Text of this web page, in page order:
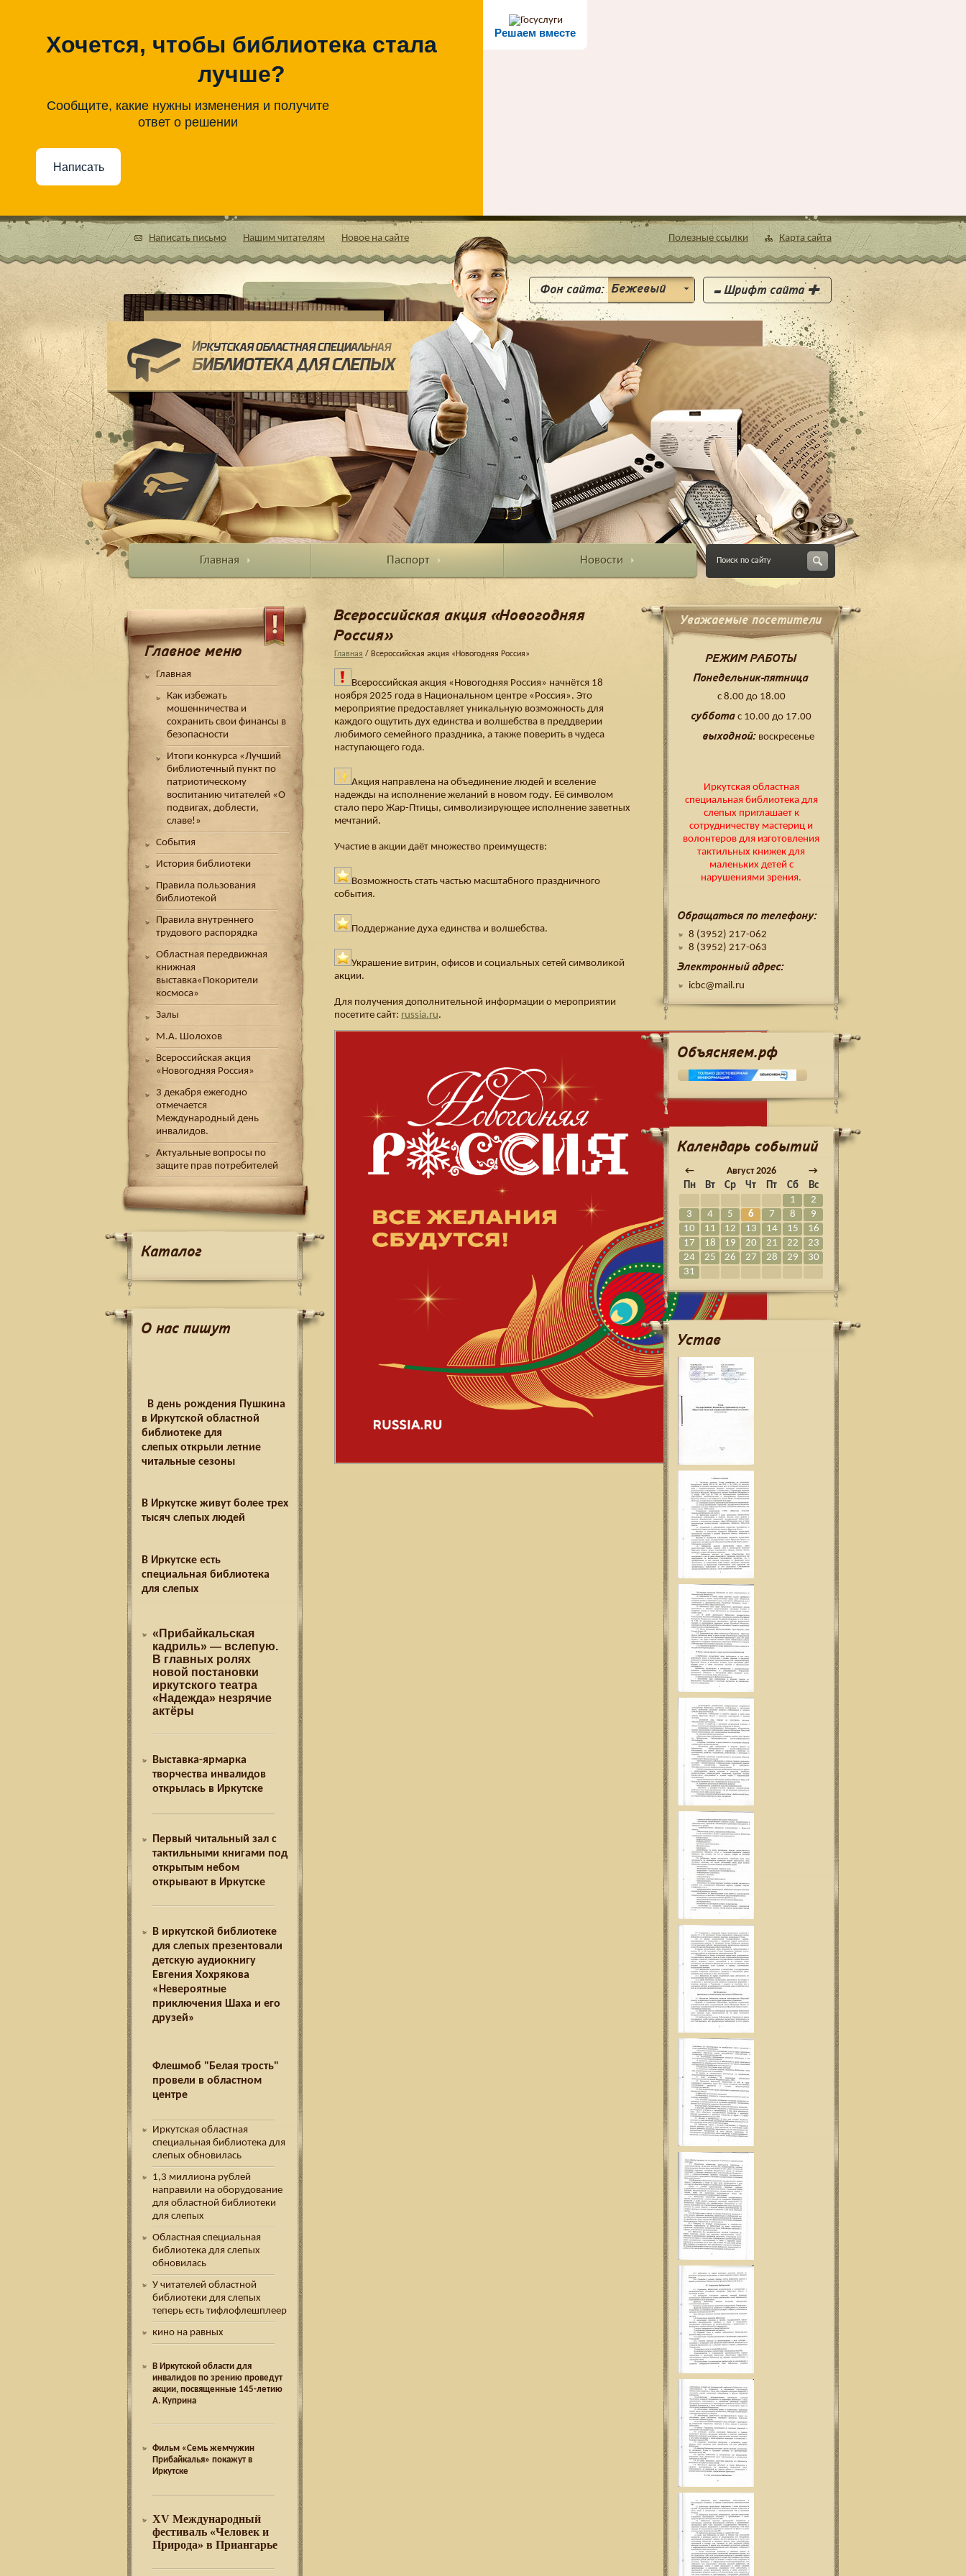
Решаем вместе
Хочется, чтобы библиотека стала
лучше?
Сообщите, какие нужны изменения и получите
ответ о решении
Написать
Написать письмо Нашим читателям Новое на сайте Полезные ссылки Карта сайта
Фон сайта: -Шрифт сайта+
Главная Паспорт Новости
Главное меню
Главная
Как избежать
мошенничества и
сохранить свои финансы в
безопасности
Итоги конкурса «Лучший
библиотечный пункт по
патриотическому
воспитанию читателей «О
подвигах, доблести,
славе!»
События
История библиотеки
Правила пользования
библиотекой
Правила внутреннего
трудового распорядка
Областная передвижная
книжная
выставка«Покорители
космоса»
Залы
М.А. Шолохов
Всероссийская акция
«Новогодняя Россия»
3 декабря ежегодно
отмечается
Международный день
инвалидов.
Актуальные вопросы по
защите прав потребителей
Каталог
О нас пишут
В день рождения Пушкина
в Иркутской областной
библиотеке для
слепых открыли летние
читальные сезоны
В Иркутске живут более трех
тысяч слепых людей
В Иркутске есть
специальная библиотека
для слепых
«Прибайкальская
кадриль» — вслепую.
В главных ролях
новой постановки
иркутского театра
«Надежда» незрячие
актёры
Выставка-ярмарка
творчества инвалидов
открылась в Иркутске
Первый читальный зал с
тактильными книгами под
открытым небом
открывают в Иркутске
В иркутской библиотеке
для слепых презентовали
детскую аудиокнигу
Евгения Хохрякова
«Невероятные
приключения Шаха и его
друзей»
Флешмоб "Белая трость"
провели в областном
центре
Иркутская областная
специальная библиотека для
слепых обновилась
1,3 миллиона рублей
направили на оборудование
для областной библиотеки
для слепых
Областная специальная
библиотека для слепых
обновилась
У читателей областной
библиотеки для слепых
теперь есть тифлофлешплеер
кино на равных
В Иркутской области для
инвалидов по зрению проведут
акции, посвященные 145-летию
А. Куприна
Фильм «Семь жемчужин
Прибайкалья» покажут в
Иркутске
XV Международный
фестиваль «Человек и
Природа» в Приангарье
Всероссийская акция «Новогодняя
Россия»
Главная / Всероссийская акция «Новогодняя Россия»
Всероссийская акция «Новогодняя Россия» начнётся 18
ноября 2025 года в Национальном центре «Россия». Это
мероприятие предоставляет уникальную возможность для
каждого ощутить дух единства и волшебства в преддверии
любимого семейного праздника, а также поверить в чудеса
наступающего года.
Акция направлена на объединение людей и вселение
надежды на исполнение желаний в новом году. Её символом
стало перо Жар-Птицы, символизирующее исполнение заветных
мечтаний.
Участие в акции даёт множество преимуществ:
Возможность стать частью масштабного праздничного
события.
Поддержание духа единства и волшебства.
Украшение витрин, офисов и социальных сетей символикой
акции.
Для получения дополнительной информации о мероприятии
посетите сайт: russia.ru.
Уважаемые посетители
РЕЖИМ РАБОТЫ
Понедельник-пятница
с 8.00 до 18.00
субботас 10.00 до 17.00
выходной:воскресенье
Иркутская областная
специальная библиотека для
слепых приглашает к
сотрудничеству мастериц и
волонтеров для изготовления
тактильных книжек для
маленьких детей с
нарушениями зрения.
Обращаться по телефону:
8 (3952) 217-062
8 (3952) 217-063
Электронный адрес:
icbc@mail.ru
Объясняем.рф
Календарь событий
← Август 2026
→
Пн
Вт Ср Чт Пт Сб
Вс
1
2
3
4 5 6 7 8
9
10
11 12 13 14 15
16
17
18 19 20 21 22
23
24
25 26 27 28 29
30
31
Устав